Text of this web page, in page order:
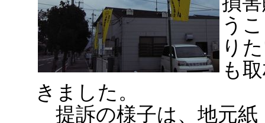
う
り
も
きました。
提訴の様子は、地元紙